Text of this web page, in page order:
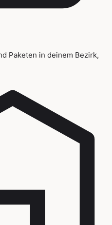
Paketen in deinem Bezirk,